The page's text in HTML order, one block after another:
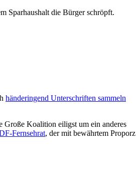
Sparhaushalt die Bürger schröpft.
händeringend Unterschriften sammeln
Große Koalition eiligst um ein anderes
Fernsehrat, der mit bewährtem Proporz